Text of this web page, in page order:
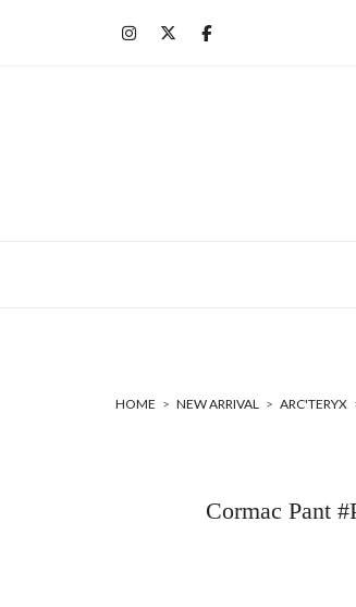
HOME > NEW ARRIVAL > ARC'TERYX
Cormac Pant